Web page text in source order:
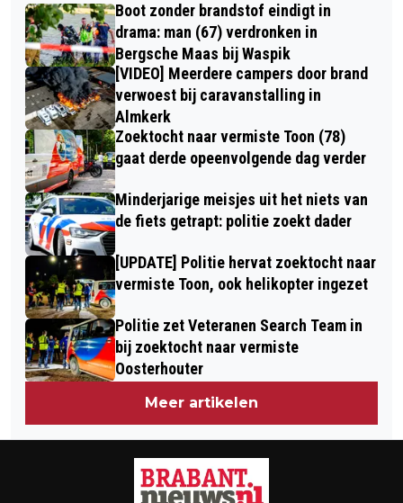
Boot zonder brandstof eindigt in
drama: man (67) verdronken in
Bergsche Maas bij Waspik
[VIDEO] Meerdere campers door brand
verwoest bij caravanstalling in
Almkerk
Zoektocht naar vermiste Toon (78)
gaat derde opeenvolgende dag verder
Minderjarige meisjes uit het niets van
de fiets getrapt: politie zoekt dader
[UPDATE] Politie hervat zoektocht naar
vermiste Toon, ook helikopter ingezet
Politie zet Veteranen Search Team in
bij zoektocht naar vermiste
Oosterhouter
Meer artikelen